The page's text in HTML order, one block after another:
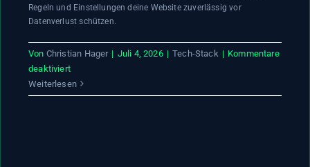
Regeln und Einstellungen deine Website zuverlässig vor
Datenverlust schützen.
Von Christian Hager | Juli 4, 2026 | Tech-Stack | Kommentare
deaktiviertfür
WordPress
Backup
Weiterlesen